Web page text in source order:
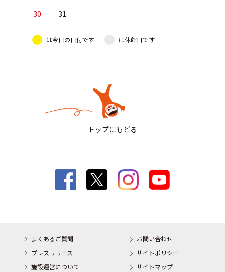
30 31
は今日の日付です は休館日です
トップにもどる
よくあるご質問
お問い合わせ
プレスリリース
サイトポリシー
施設運営について
サイトマップ